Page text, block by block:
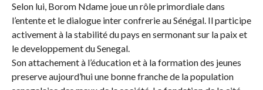
Selon lui, Borom Ndame joue un rôle primordiale dans
l’entente et le dialogue inter confrerie au Sénégal. Il participe
activement à la stabilité du pays en sermonant sur la paix et
le developpement du Senegal.
Son attachement à l’éducation et à la formation des jeunes
preserve aujourd’hui une bonne franche de la population